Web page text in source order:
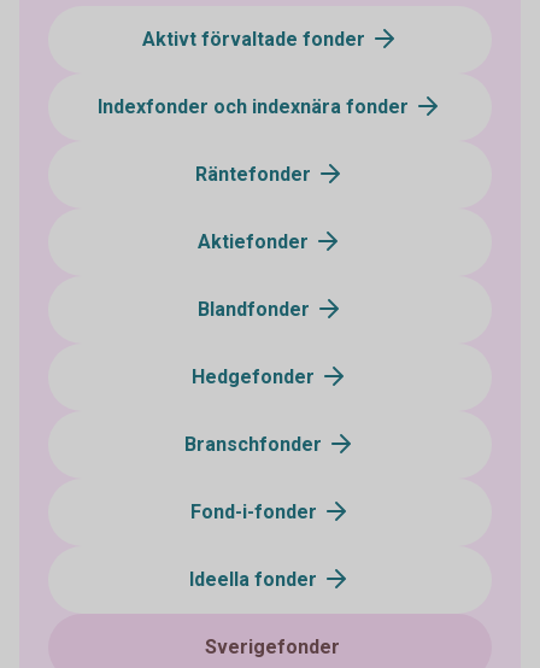
Aktivt förvaltade fonder
Indexfonder och indexnära fonder
Räntefonder
Aktiefonder
Blandfonder
Hedgefonder
Branschfonder
Fond-i-fonder
Ideella fonder
Sverigefonder